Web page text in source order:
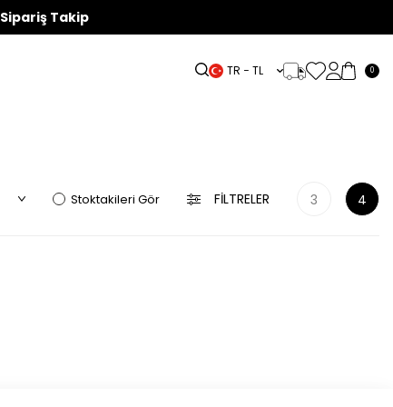
Sipariş Takip
TR − TL 0
Stoktakileri Gör FILTRELER 3 4